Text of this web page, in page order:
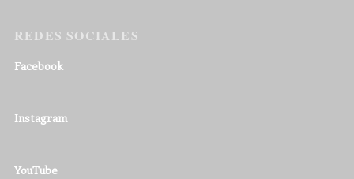
REDES SOCIALES
Facebook
Instagram
YouTube